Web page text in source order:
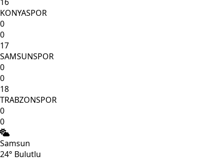
KONYASPOR
0
0
17
SAMSUNSPOR
0
0
18
TRABZONSPOR
0
0
Samsun
24° Bulutlu